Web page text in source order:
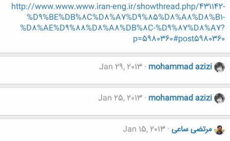
http://www.www.www.iran-eng.ir/showthread.php/431142-
%D9%BE%DB%8C%D8%A7%D9%85%D8%A8%D8%B1-
%D8%AE%D9%88%D8%A8%DB%8C-%D9%87%D8%A7?
p=5980360#post5980360
mohammad azizi
Jan 29, 2013
mohammad azizi
Jan 25, 2013
مرتضی ساعی Jan 15, 2013